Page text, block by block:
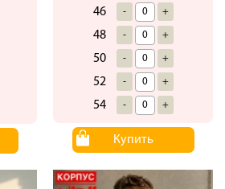
46 - +
48 - +
50 - +
52 - +
54 - +
Купить